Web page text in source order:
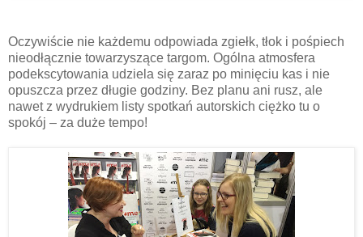
Oczywiście nie każdemu odpowiada zgiełk, tłok i pośpiech
nieodłącznie towarzyszące targom. Ogólna atmosfera
podekscytowania udziela się zaraz po minięciu kas i nie
opuszcza przez długie godziny. Bez planu ani rusz, ale
nawet z wydrukiem listy spotkań autorskich ciężko tu o
spokój – za duże tempo!